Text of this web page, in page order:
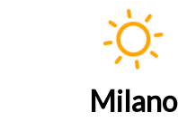
Milano